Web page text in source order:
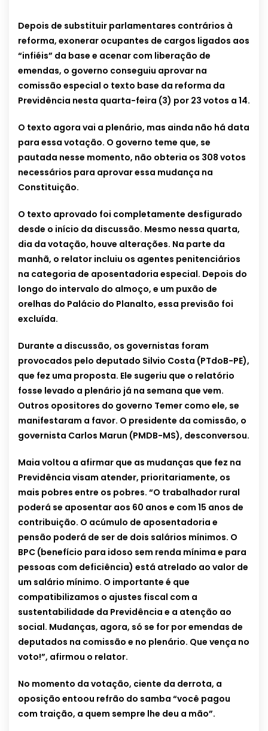
Depois de substituir parlamentares contrários à
reforma, exonerar ocupantes de cargos ligados aos
“infiéis” da base e acenar com liberação de
emendas, o governo conseguiu aprovar na
comissão especial o texto base da reforma da
Previdência nesta quarta-feira (3) por 23 votos a 14.
O texto agora vai a plenário, mas ainda não há data
para essa votação. O governo teme que, se
pautada nesse momento, não obteria os 308 votos
necessários para aprovar essa mudança na
Constituição.
O texto aprovado foi completamente desfigurado
desde o início da discussão. Mesmo nessa quarta,
dia da votação, houve alterações. Na parte da
manhã, o relator incluiu os agentes penitenciários
na categoria de aposentadoria especial. Depois do
longo do intervalo do almoço, e um puxão de
orelhas do Palácio do Planalto, essa previsão foi
excluída.
Durante a discussão, os governistas foram
provocados pelo deputado Silvio Costa (PTdoB-PE),
que fez uma proposta. Ele sugeriu que o relatório
fosse levado a plenário já na semana que vem.
Outros opositores do governo Temer como ele, se
manifestaram a favor. O presidente da comissão, o
governista Carlos Marun (PMDB-MS), desconversou.
Maia voltou a afirmar que as mudanças que fez na
Previdência visam atender, prioritariamente, os
mais pobres entre os pobres. “O trabalhador rural
poderá se aposentar aos 60 anos e com 15 anos de
contribuição. O acúmulo de aposentadoria e
pensão poderá de ser de dois salários mínimos. O
BPC (benefício para idoso sem renda mínima e para
pessoas com deficiência) está atrelado ao valor de
um salário mínimo. O importante é que
compatibilizamos o ajustes fiscal com a
sustentabilidade da Previdência e a atenção ao
social. Mudanças, agora, só se for por emendas de
deputados na comissão e no plenário. Que vença no
voto!”, afirmou o relator.
No momento da votação, ciente da derrota, a
oposição entoou refrão do samba “você pagou
com traição, a quem sempre lhe deu a mão”.